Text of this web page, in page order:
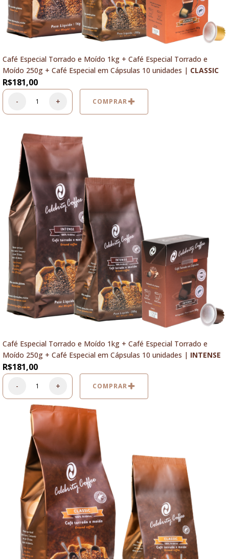
Café Especial Torrado e Moído 1kg + Café Especial Torrado e
Moído 250g + Café Especial em Cápsulas 10 unidades | CLASSIC
R$181,00
- + COMPRAR
Café Especial Torrado e Moído 1kg + Café Especial Torrado e
Moído 250g + Café Especial em Cápsulas 10 unidades | INTENSE
R$181,00
- + COMPRAR